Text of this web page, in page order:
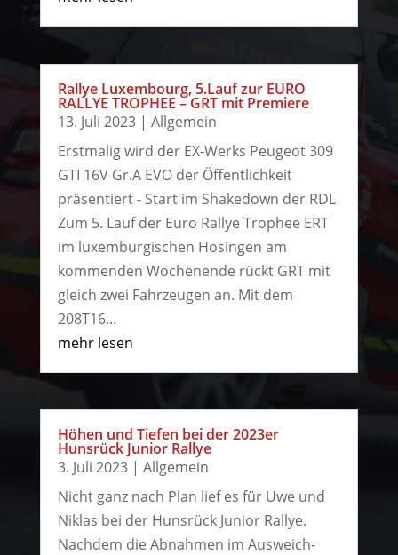
Rallye Luxembourg, 5.Lauf zur EURO
RALLYE TROPHEE – GRT mit Premiere
13. Juli 2023| Allgemein
Erstmalig wird der EX-Werks Peugeot 309
GTI 16V Gr.A EVO der Öffentlichkeit
präsentiert - Start im Shakedown der RDL
Zum 5. Lauf der Euro Rallye Trophee ERT
im luxemburgischen Hosingen am
kommenden Wochenende rückt GRT mit
gleich zwei Fahrzeugen an. Mit dem
208T16...
mehr lesen
Höhen und Tiefen bei der 2023er
Hunsrück Junior Rallye
3. Juli 2023| Allgemein
Nicht ganz nach Plan lief es für Uwe und
Niklas bei der Hunsrück Junior Rallye.
Nachdem die Abnahmen im Ausweich-